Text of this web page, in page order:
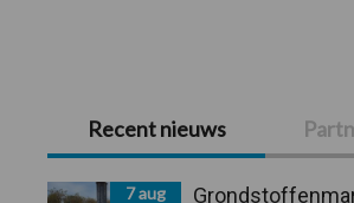
Primaire
Sidebar
Recent nieuws
7 aug